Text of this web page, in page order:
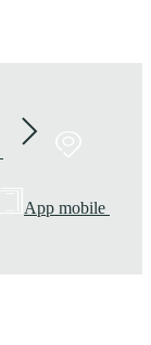
App mobile